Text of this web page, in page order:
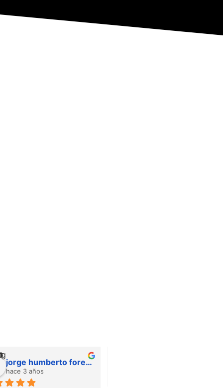
jorge humberto forero
hace 3 años